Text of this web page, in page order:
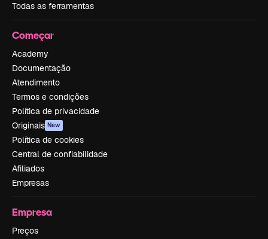
Todas as ferramentas
Começar
Academy
Documentação
Atendimento
Termos e condições
Política de privacidade
Originais New
Política de cookies
Central de confiabilidade
Afiliados
Empresas
Empresa
Preços